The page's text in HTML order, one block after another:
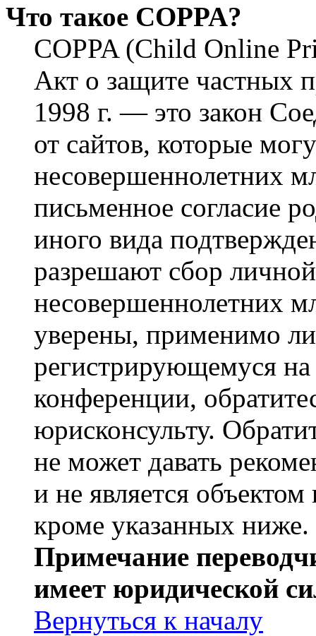
Что такое COPPA?
COPPA (Child Online
Акт о защите частных
1998 г. — это закон
от сайтов, которые
несовершеннолетних
письменное согласие
иного вида
разрешают сбор
несовершеннолетних
уверены, применимо
регистрирующемуся
конференции,
юрисконсульту.
не может давать
и не является
кроме указанных ниже.
Примечание
имеет юридической
Вернуться к началу